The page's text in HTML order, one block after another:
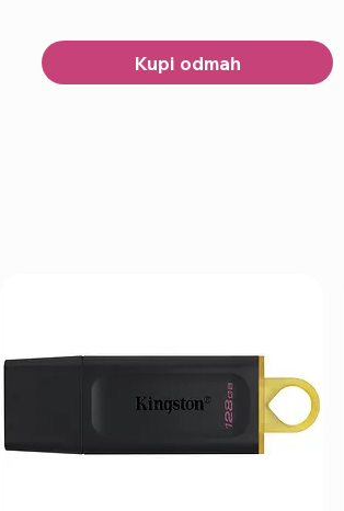
Kupi odmah